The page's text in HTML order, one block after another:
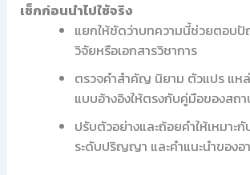
เช็กก่อนนำไปใช้จริง
แยกให้ชัดว่าบทความนี้ช่วยตอบปั
วิจัยหรือเอกสารวิชาการ
ตรวจคำสำคัญ นิยาม ตัวแปร แห
แบบอ้างอิงให้ตรงกับคู่มือของสถ
ปรับตัวอย่างและถ้อยคำให้เหมาะ
ระดับปริญญา และคำแนะนำของอ